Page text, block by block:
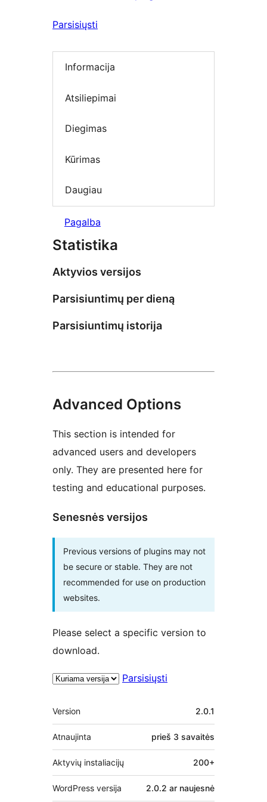
Parsisiųsti
Informacija
Atsiliepimai
Diegimas
Kūrimas
Daugiau
Pagalba
Statistika
Aktyvios versijos
Parsisiuntimų per dieną
Parsisiuntimų istorija
Advanced Options
This section is intended for
advanced users and developers
only. They are presented here for
testing and educational purposes.
Senesnės versijos
Previous versions of plugins may not
be secure or stable. They are not
recommended for use on production
websites.
Please select a specific version to
download.
Parsisiųsti
Metainformacija
Version 2.0.1
Atnaujinta prieš 3 savaitės
Aktyvių instaliacijų 200+
WordPress versija 2.0.2 ar naujesnė